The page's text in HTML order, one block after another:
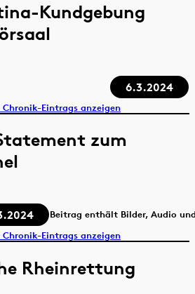
Kundgebung
6.3.2024
Eintrags anzeigen
zum
Beitrag enthält Bilder, Audio
Eintrags anzeigen
Rheinrettung